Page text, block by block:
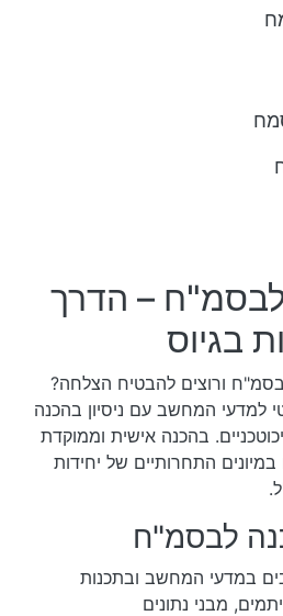
– הדרך
בגיוס
ורוצים להבטיח הצלחה?
למדעי המחשב עם ניסיון בהכנה
בהכנה אישית וממוקדת
התחרותיים של יחידות
לבסמ"ח
במדעי המחשב ובתכנות
מבני נתונים